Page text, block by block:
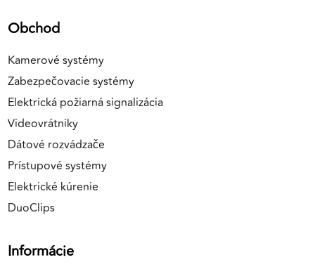
Obchod
Kamerové systémy
Zabezpečovacie systémy
Elektrická požiarná signalizácia
Videovrátniky
Dátové rozvádzače
Prístupové systémy
Elektrické kúrenie
DuoClips
Informácie